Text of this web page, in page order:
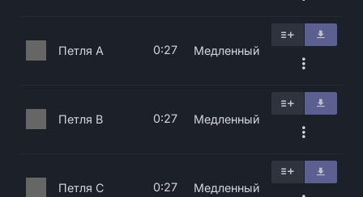
Петля A 0:27 Медленный
Петля B 0:27 Медленный
Петля C 0:27 Медленный